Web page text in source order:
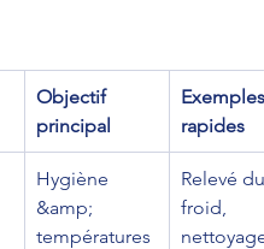
Objectif
principal
Exemples
rapides
Hygiène
&amp;
températures
Relevé du
froid,
nettoyage